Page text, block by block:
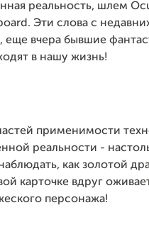
реальность, шлем
Эти слова с
еще вчера бывшие
в нашу жизнь!
применимости
реальности -
как золотой
карточке вдруг
персонажа!